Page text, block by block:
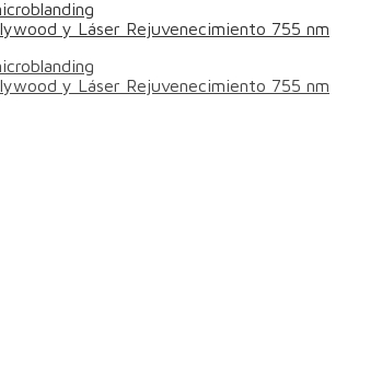
y Láser Rejuvenecimiento 755 nm
y Láser Rejuvenecimiento 755 nm